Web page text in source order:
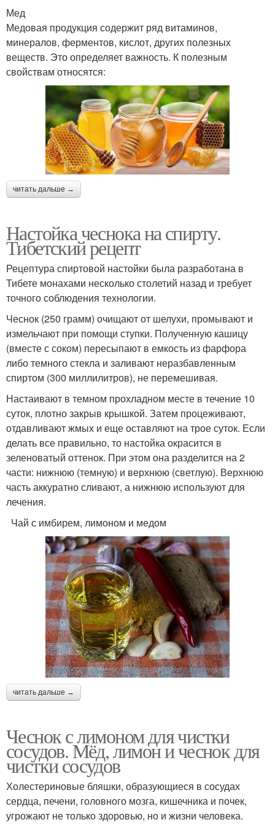
Мед
Медовая продукция содержит ряд витаминов,
минералов, ферментов, кислот, других полезных
веществ. Это определяет важность. К полезным
свойствам относятся:
читать дальше →
Настойка чеснока на спирту.
Тибетский рецепт
Рецептура спиртовой настойки была разработана в
Тибете монахами несколько столетий назад и требует
точного соблюдения технологии.
Чеснок (250 грамм) очищают от шелухи, промывают и
измельчают при помощи ступки. Полученную кашицу
(вместе с соком) пересыпают в емкость из фарфора
либо темного стекла и заливают неразбавленным
спиртом (300 миллилитров), не перемешивая.
Настаивают в темном прохладном месте в течение 10
суток, плотно закрыв крышкой. Затем процеживают,
отдавливают жмых и еще оставляют на трое суток. Если
делать все правильно, то настойка окрасится в
зеленоватый оттенок. При этом она разделится на 2
части: нижнюю (темную) и верхнюю (светлую). Верхнюю
часть аккуратно сливают, а нижнюю используют для
лечения.
Чай с имбирем, лимоном и медом
читать дальше →
Чеснок с лимоном для чистки
сосудов. Мёд, лимон и чеснок для
чистки сосудов
Холестериновые бляшки, образующиеся в сосудах
сердца, печени, головного мозга, кишечника и почек,
угрожают не только здоровью, но и жизни человека.